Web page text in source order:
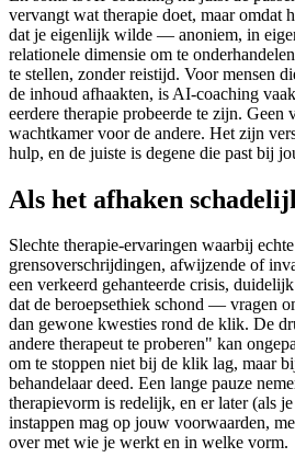
vervangt wat therapie doet, maar omdat
dat je eigenlijk wilde — anoniem, in
relationele dimensie om te
te stellen, zonder reistijd. Voor mensen
de inhoud afhaakten, is AI-coaching
eerdere therapie probeerde te zijn. Geen
wachtkamer voor de andere. Het zijn
hulp, en de juiste is degene die past bij
Als het afhaken
Slechte therapie-ervaringen waarbij
grensoverschrijdingen, afwijzende of
een verkeerd gehanteerde crisis,
dat de beroepsethiek schond — vragen
dan gewone kwesties rond de klik. De
andere therapeut te proberen" kan
om te stoppen niet bij de klik lag, maar
behandelaar deed. Een lange pauze
therapievorm is redelijk, en er later (als
instappen mag op jouw voorwaarden,
over met wie je werkt en in welke vorm.